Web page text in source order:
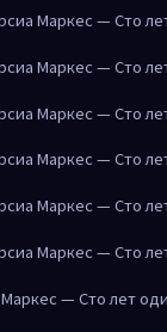
Маркес — Сто
Маркес — Сто
Маркес — Сто
Маркес — Сто
Маркес — Сто
Маркес — Сто
Маркес — Сто лет